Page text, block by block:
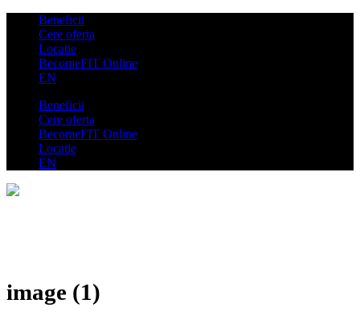
Beneficii
Cere oferta
Locatie
BecomeFIT Online
EN
Beneficii
Cere oferta
BecomeFIT Online
Locatie
EN
image (1)